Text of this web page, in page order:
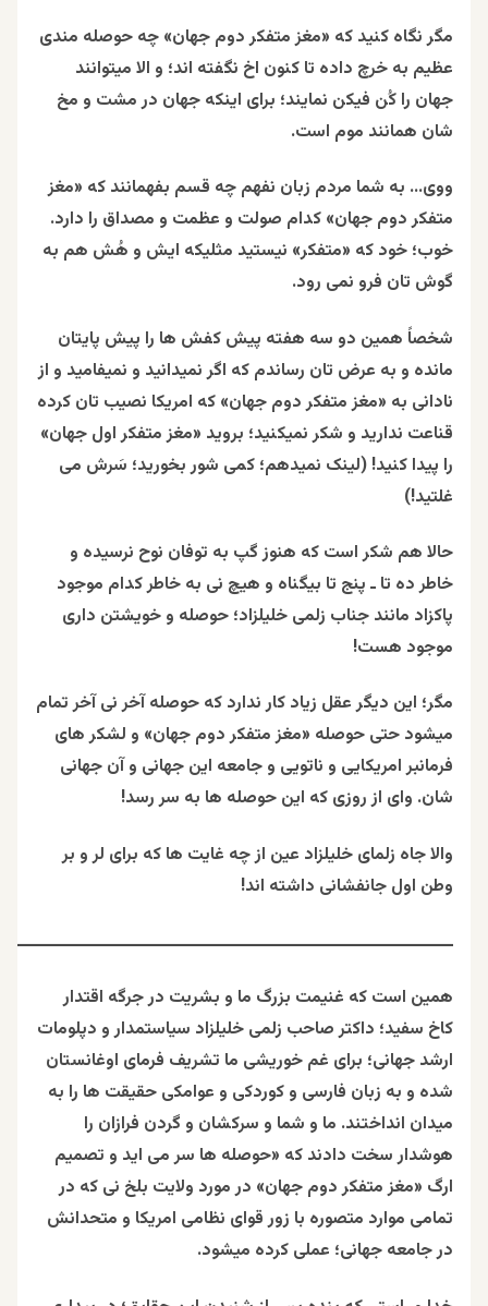
مگر نگاه کنید که «مغز متفکر دوم جهان» چه حوصله مندی
عظیم به خرچ داده تا کنون اخ نگفته اند؛ و الا میتوانند
جهان را کُن فیکن نمایند؛ برای اینکه جهان در مشت و مخ
شان همانند موم است.
ووی… به شما مردم زبان نفهم چه قسم بفهمانند که «مغز
متفکر دوم جهان» کدام صولت و عظمت و مصداق را دارد.
خوب؛ خود که «متفکر» نیستید مثلیکه ایش و هُش هم به
گوش تان فرو نمی رود.
شخصاً همین دو سه هفته پیش کفش ها را پیش پایتان
مانده و به عرض تان رساندم که اگر نمیدانید و نمیفامید و از
نادانی به «مغز متفکر دوم جهان» که امریکا نصیب تان کرده
قناعت ندارید و شکر نمیکنید؛ بروید «مغز متفکر اول جهان»
را پیدا کنید! (لینک نمیدهم؛ کمی شور بخورید؛ سَرش می
غلتید!)
حالا هم شکر است که هنوز گپ به توفان نوح نرسیده و
خاطر ده تا ـ پنج تا بیگناه و هیچ نی به خاطر کدام موجود
پاکزاد مانند جناب زلمی خلیلزاد؛ حوصله و خویشتن داری
موجود هست!
مگر؛ این دیگر عقل زیاد کار ندارد که حوصله آخر نی آخر تمام
میشود حتی حوصله «مغز متفکر دوم جهان» و لشکر های
فرمانبر امریکایی و ناتویی و جامعه این جهانی و آن جهانی
شان. وای از روزی که این حوصله ها به سر رسد!
والا جاه زلمای خلیلزاد عین از چه غایت ها که برای لر و بر
وطن اول جانفشانی داشته اند!
همین است که غنیمت بزرگ ما و بشریت در جرگه اقتدار
کاخ سفید؛ داکتر صاحب زلمی خلیلزاد سیاستمدار و دپلومات
ارشد جهانی؛ برای غم خوریشی ما تشریف فرمای اوغانستان
شده و به زبان فارسی و کوردکی و عوامکی حقیقت ها را به
میدان انداختند. ما و شما و سرکشان و گردن فرازان را
هوشدار سخت دادند که «حوصله ها سر می اید و تصمیم
ارگ «مغز متفکر دوم جهان» در مورد ولایت بلخ نی که در
تمامی موارد متصوره با زور قوای نظامی امریکا و متحدانش
در جامعه جهانی؛ عملی کرده میشود.